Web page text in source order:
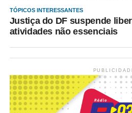
TÓPICOS INTERESSANTES
Justiça do DF suspende
atividades não essenciais